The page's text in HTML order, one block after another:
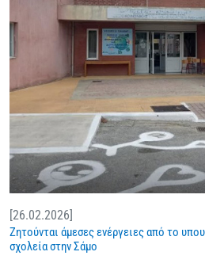
[26.02.2026]
Ζητούνται άμεσες ενέργειες από το
σχολεία στην Σάμο